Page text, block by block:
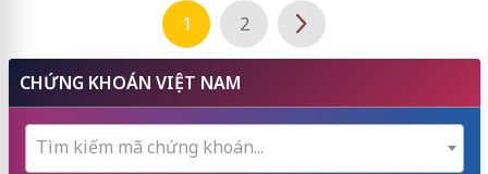
1 2
CHỨNG KHOÁN VIỆT NAM
Tìm kiếm mã chứng khoán...